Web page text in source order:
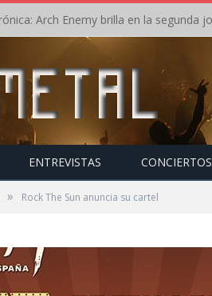
ENTREVISTAS CONCIERTOS
» Rock The Sun anuncia su cartel